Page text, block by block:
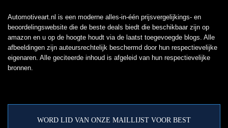
Automotiveart.nl is een moderne alles-in-één prijsvergelijkings- en
beoordelingswebsite die de beste deals biedt die beschikbaar zijn op
amazon en u op de hoogte houdt via de laatst toegevoegde blogs. Alle
afbeeldingen zijn auteursrechtelijk beschermd door hun respectievelijke
eigenaren. Alle geciteerde inhoud is afgeleid van hun respectievelijke
bronnen.
WORD LID VAN ONZE MAILLIJST VOOR BEST